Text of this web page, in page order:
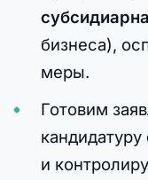
бизнеса),
меры.
Готовим
кандидатуру
и